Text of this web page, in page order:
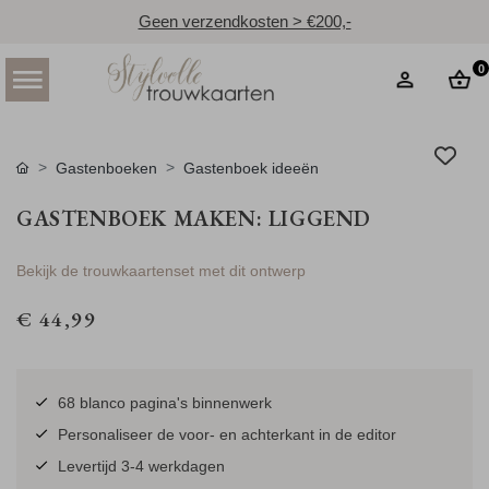
Geen verzendkosten > €200,-
0
Gastenboeken Gastenboek ideeën
GASTENBOEK MAKEN: LIGGEND
Bekijk de trouwkaartenset met dit ontwerp
€ 44,99
68 blanco pagina's binnenwerk
Personaliseer de voor- en achterkant in de editor
Levertijd 3-4 werkdagen